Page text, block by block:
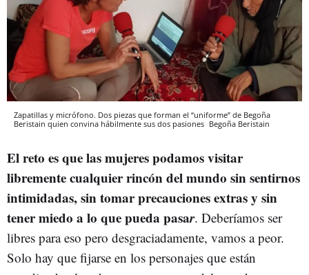
Zapatillas y micrófono. Dos piezas que forman el “uniforme” de Begoña
Beristain quien convina hábilmente sus dos pasiones Begoña Beristain
El reto es que las mujeres podamos visitar
libremente cualquier rincón del mundo sin sentirnos
intimidadas, sin tomar precauciones extras y sin
tener miedo a lo que pueda pasar. Deberíamos ser
libres para eso pero desgraciadamente, vamos a peor.
Solo hay que fijarse en los personajes que están